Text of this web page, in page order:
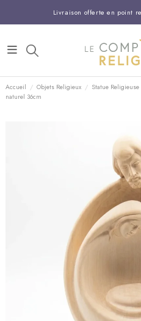
Livraison offerte en point
Entreprise Française
Support client
Commandez avant 14H,
Accueil Objets Religieux Statue Religieuse
naturel 36cm